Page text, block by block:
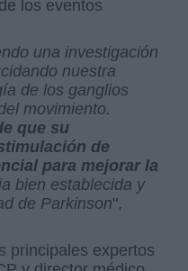
los eventos
una investigación
nuestra
de los ganglios
movimiento.
que su
de
para mejorar la
bien establecida y
de Parkinson",
principales expertos